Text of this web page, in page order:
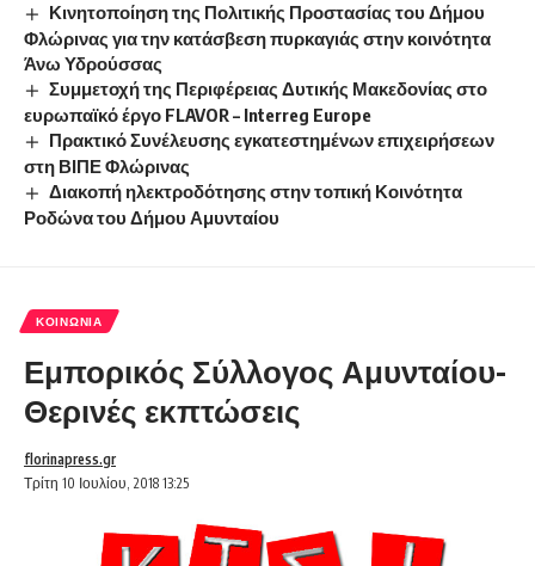
Κινητοποίηση της Πολιτικής Προστασίας του Δήμου
Φλώρινας για την κατάσβεση πυρκαγιάς στην κοινότητα
Άνω Υδρούσσας
Συμμετοχή της Περιφέρειας Δυτικής Μακεδονίας στο
ευρωπαϊκό έργο FLAVOR – Interreg Europe
Πρακτικό Συνέλευσης εγκατεστημένων επιχειρήσεων
στη ΒΙΠΕ Φλώρινας
Διακοπή ηλεκτροδότησης στην τοπική Κοινότητα
Ροδώνα του Δήμου Αμυνταίου
ΚΟΙΝΩΝΊΑ
Εμπορικός Σύλλογος Αμυνταίου-
Θερινές εκπτώσεις
Τρίτη 10 Ιουλίου, 2018 13:25
florinapress.gr